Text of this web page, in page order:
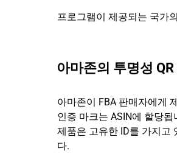
프로그램이 제공되는 국가
아마존의 투명성
아마존이 FBA 판매자에게
인증 마크는 ASIN에 할당
제품은 고유한 ID를 가지고
다.